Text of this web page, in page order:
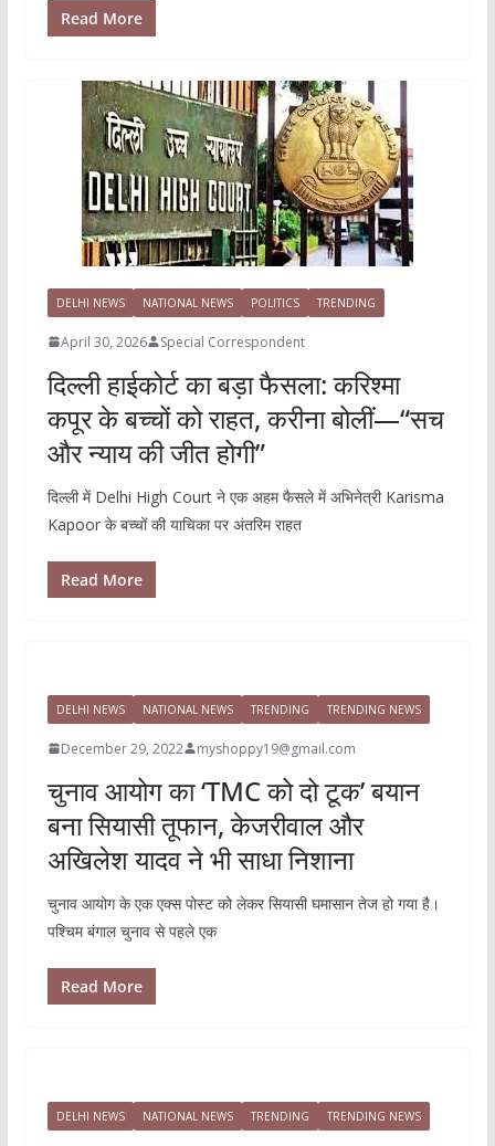
Read More
DELHI NEWS NATIONAL NEWS POLITICS TRENDING
April 30, 2026 Special Correspondent
दिल्ली हाईकोर्ट का बड़ा फैसला: करिश्मा
कपूर के बच्चों को राहत, करीना बोलीं—“सच
और न्याय की जीत होगी”
दिल्ली में Delhi High Court ने एक अहम फैसले में अभिनेत्री Karisma
Kapoor के बच्चों की याचिका पर अंतरिम राहत
Read More
DELHI NEWS NATIONAL NEWS TRENDING TRENDING NEWS
December 29, 2022 myshoppy19@gmail.com
चुनाव आयोग का ‘TMC को दो टूक’ बयान
बना सियासी तूफान, केजरीवाल और
अखिलेश यादव ने भी साधा निशाना
चुनाव आयोग के एक एक्स पोस्ट को लेकर सियासी घमासान तेज हो गया है।
पश्चिम बंगाल चुनाव से पहले एक
Read More
DELHI NEWS NATIONAL NEWS TRENDING TRENDING NEWS